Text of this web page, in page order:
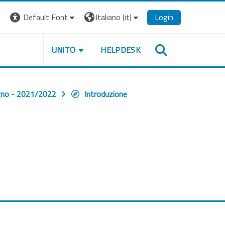
Default Font
Italiano ‎(it)‎ Login
UNITO HELPDESK
- 2021/2022 Introduzione